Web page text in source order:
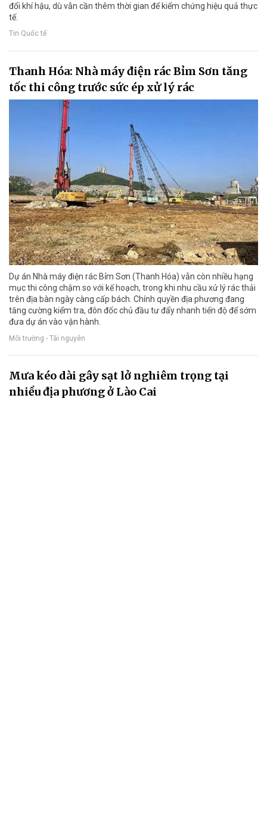
đổi khí hậu, dù vẫn cần thêm thời gian để kiểm chứng hiệu quả thực
tế.
Tin Quốc tế
Thanh Hóa: Nhà máy điện rác Bỉm Sơn tăng
tốc thi công trước sức ép xử lý rác
Dự án Nhà máy điện rác Bỉm Sơn (Thanh Hóa) vẫn còn nhiều hạng
mục thi công chậm so với kế hoạch, trong khi nhu cầu xử lý rác thải
trên địa bàn ngày càng cấp bách. Chính quyền địa phương đang
tăng cường kiểm tra, đôn đốc chủ đầu tư đẩy nhanh tiến độ để sớm
đưa dự án vào vận hành.
Môi trường - Tài nguyên
Mưa kéo dài gây sạt lở nghiêm trọng tại
nhiều địa phương ở Lào Cai